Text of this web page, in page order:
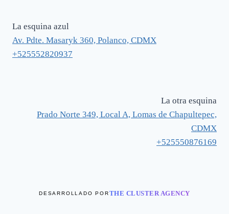
La esquina azul
Av. Pdte. Masaryk 360, Polanco, CDMX
+525552820937
La otra esquina
Prado Norte 349, Local A, Lomas de Chapultepec,
CDMX
+525550876169
DESARROLLADO PORTHE CLUSTER AGENCY